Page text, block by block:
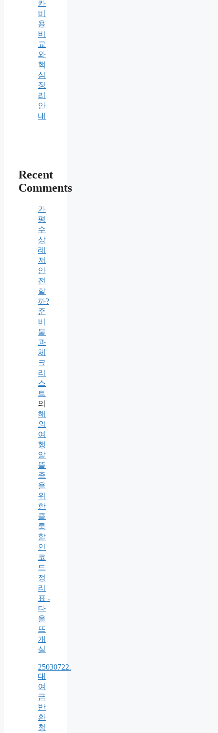
카
비
용
비
교
와
핵
심
정
리
안
내
Recent
Comments
가
평
수
상
레
저
안
전
할
까?
준
비
물
과
체
크
리
스
트
의
해
외
여
행
알
뜰
족
을
위
한
클
룩
할
인
코
드
정
리
표 -
다
올
뜨
개
실
25030722.
대
여
금
반
환
청